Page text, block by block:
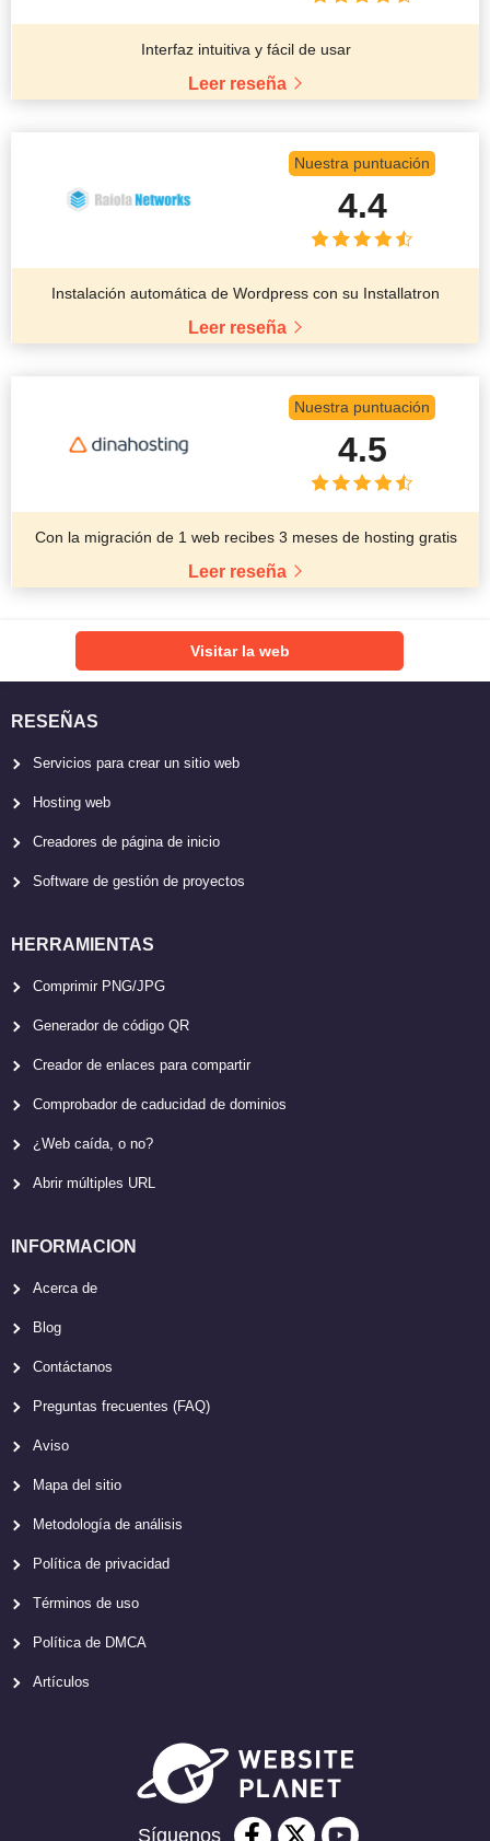
Interfaz intuitiva y fácil de usar
Leer reseña
Nuestra puntuación
4.4
Instalación automática de Wordpress con su Installatron
Leer reseña
Nuestra puntuación
4.5
Con la migración de 1 web recibes 3 meses de hosting gratis
Leer reseña
Visitar la web
RESEÑAS
Servicios para crear un sitio web
Hosting web
Creadores de página de inicio
Software de gestión de proyectos
HERRAMIENTAS
Comprimir PNG/JPG
Generador de código QR
Creador de enlaces para compartir
Comprobador de caducidad de dominios
¿Web caída, o no?
Abrir múltiples URL
INFORMACION
Acerca de
Blog
Contáctanos
Preguntas frecuentes (FAQ)
Aviso
Mapa del sitio
Metodología de análisis
Política de privacidad
Términos de uso
Política de DMCA
Artículos
Síguenos